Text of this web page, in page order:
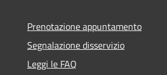
Prenotazione appuntamento
Segnalazione disservizio
Leggi le FAQ